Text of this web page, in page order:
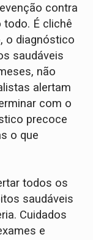
contra
É clichê
o diagnóstico
saudáveis
não
alertam
com o
precoce
o que
todos os
saudáveis
Cuidados
e